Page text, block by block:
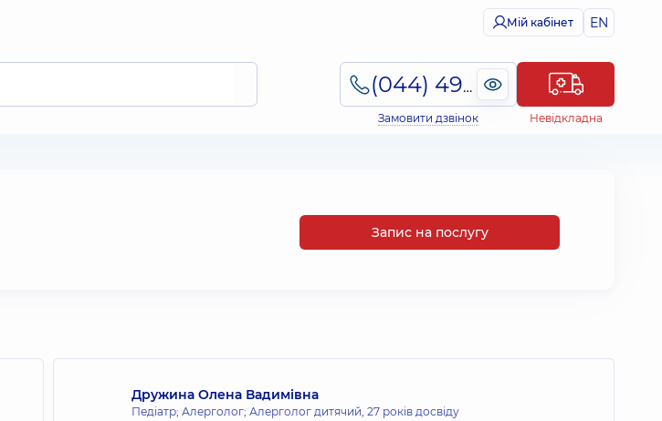
Мій кабінет EN
(044) 495-2-888
Замовити дзвінок Невідкладна
Запис на послугу
Дружина Олена Вадимівна
Педіатр; Алерголог; Алерголог дитячий, 27 років досвіду